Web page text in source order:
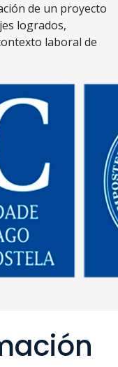
de un proyecto
logrados,
laboral de